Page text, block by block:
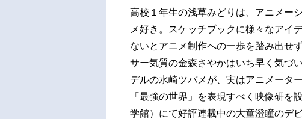
高校１年生の浅草みどりは、アニメー
メ好き。スケッチブックに様々なアイ
ないとアニメ制作への一歩を踏み出せ
サー気質の金森さやかはいち早く気づ
デルの水崎ツバメが、実はアニメータ
「最強の世界」を表現すべく映像研
学館）にて好評連載中の大童澄瞳のデ